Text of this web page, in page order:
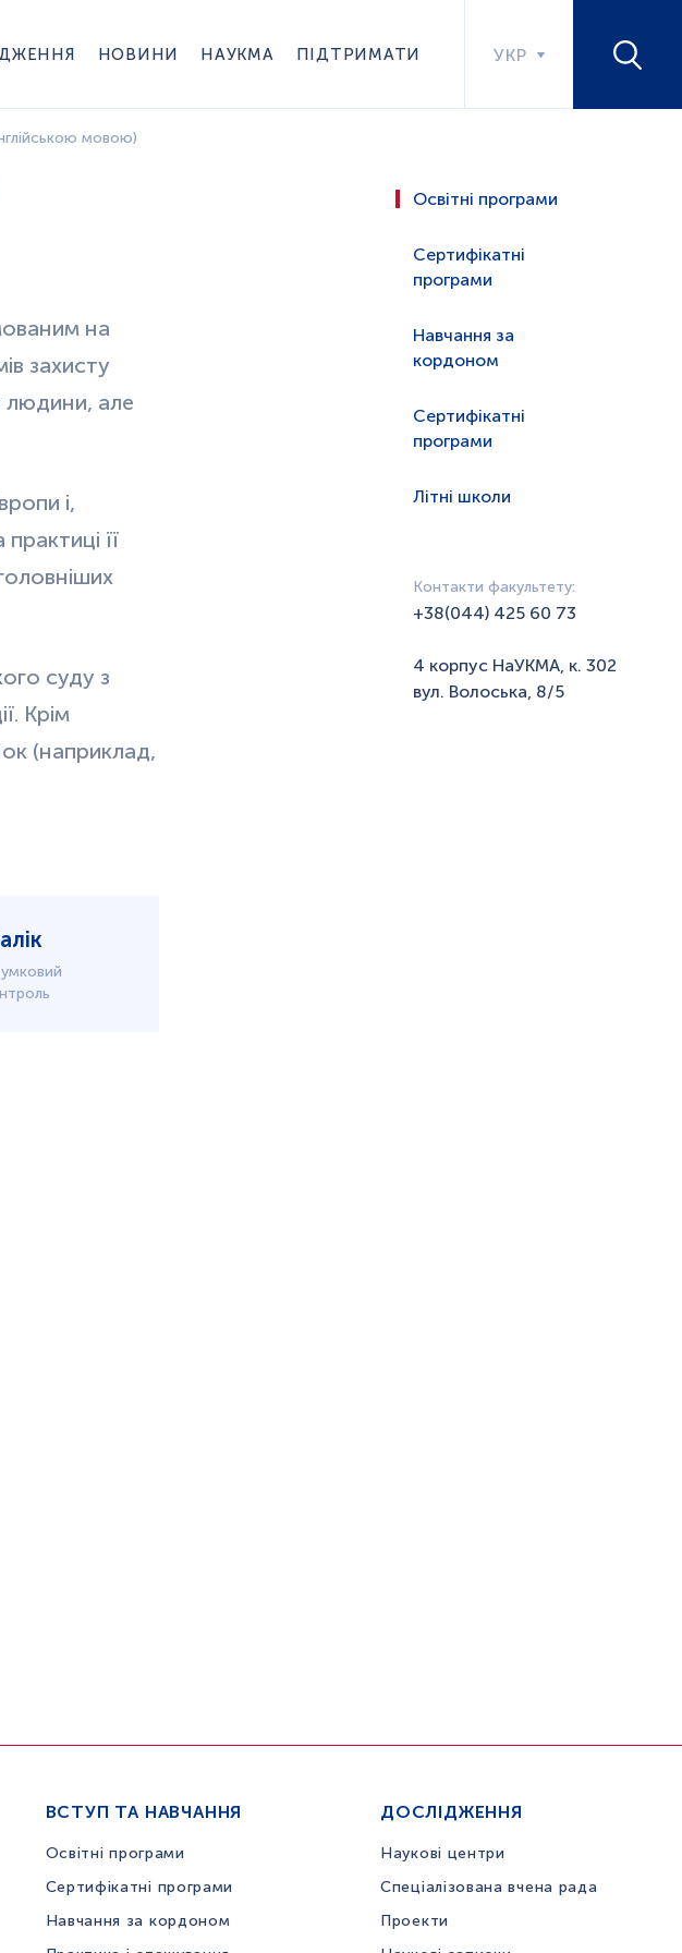
НОВИНИ НАУКМА ПІДТРИМАТИ УКР
мовою)
на
захисту
людини, але
і,
її
суду з
Крім
(наприклад,
Освітні програми
Сертифікатні
програми
Навчання за
кордоном
Сертифікатні
програми
Літні школи
Контакти факультету:
+38(044) 425 60 73
4 корпус НаУКМА, к. 302
вул. Волоська, 8/5
ВСТУП ТА НАВЧАННЯ
Освітні програми
Сертифікатні програми
Навчання за кордоном
ДОСЛІДЖЕННЯ
Наукові центри
Спеціалізована вчена рада
Проекти